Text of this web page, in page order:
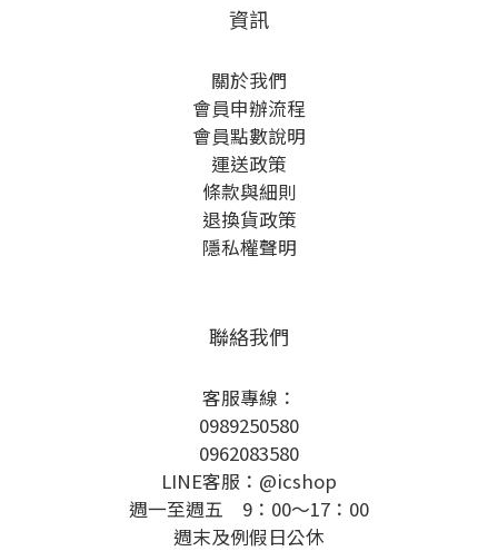
資訊
關於我們
會員申辦流程
會員點數說明
運送政策
條款與細則
退換貨政策
隱私權聲明
聯絡我們
客服專線：
0989250580
0962083580
LINE客服：@icshop
週一至週五 9：00～17：00
週末及例假日公休